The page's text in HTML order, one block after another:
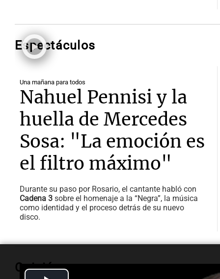
Espectáculos
Una mañana para todos
Nahuel Pennisi y la
huella de Mercedes
Sosa: "La emoción es
el filtro máximo"
Durante su paso por Rosario, el cantante habló con
Cadena 3 sobre el homenaje a la “Negra”, la música
como identidad y el proceso detrás de su nuevo
disco.
Opinión